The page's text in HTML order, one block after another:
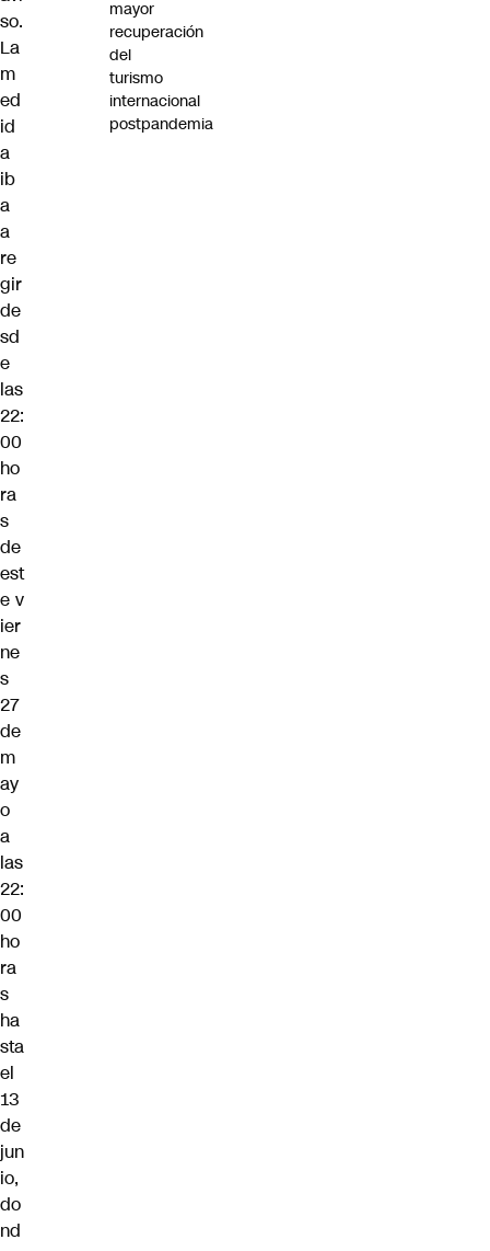
so.
La
m
ed
id
a
ib
a
a
re
gir
de
sd
e
las
22:
00
ho
ra
s
de
est
e v
ier
ne
s
27
de
m
ay
o
a
las
22:
00
ho
ra
s
ha
sta
el
13
de
jun
io,
do
nd
mayor
recuperación
del
turismo
internacional
postpandemia